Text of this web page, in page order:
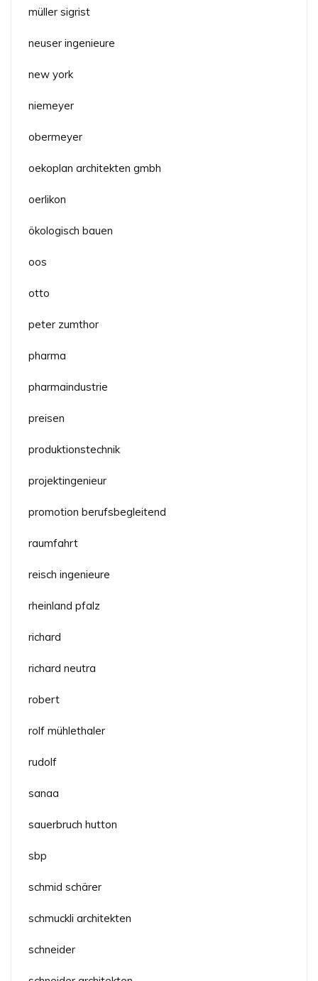
müller sigrist
neuser ingenieure
new york
niemeyer
obermeyer
oekoplan architekten gmbh
oerlikon
ökologisch bauen
oos
otto
peter zumthor
pharma
pharmaindustrie
preisen
produktionstechnik
projektingenieur
promotion berufsbegleitend
raumfahrt
reisch ingenieure
rheinland pfalz
richard
richard neutra
robert
rolf mühlethaler
rudolf
sanaa
sauerbruch hutton
sbp
schmid schärer
schmuckli architekten
schneider